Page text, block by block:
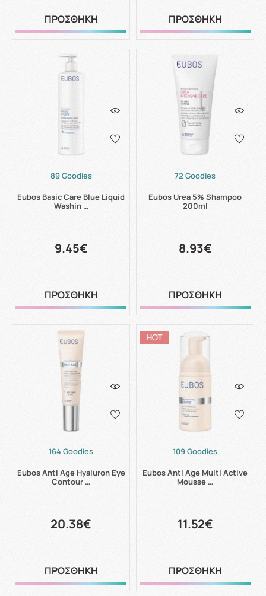
ΠΡΟΣΘΗΚΗ ΠΡΟΣΘΗΚΗ
89 Goodies
Eubos Basic Care Blue Liquid
Washin …
9.45€
ΠΡΟΣΘΗΚΗ
72 Goodies
Eubos Urea 5% Shampoo
200ml
8.93€
ΠΡΟΣΘΗΚΗ
164 Goodies
Eubos Anti Age Hyaluron Eye
Contour …
20.38€
ΠΡΟΣΘΗΚΗ
109 Goodies
Eubos Anti Age Multi Active
Mousse …
11.52€
ΠΡΟΣΘΗΚΗ